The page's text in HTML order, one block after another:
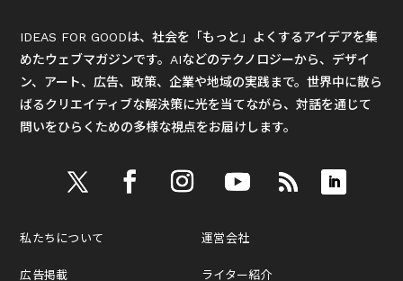
IDEAS FOR GOODは、社会を「もっと」よくするアイデアを集
めたウェブマガジンです。AIなどのテクノロジーから、デザイ
ン、アート、広告、政策、企業や地域の実践まで。世界中に散ら
ばるクリエイティブな解決策に光を当てながら、対話を通じて
問いをひらくための多様な視点をお届けします。
私たちについて
広告掲載
運営会社
ライター紹介